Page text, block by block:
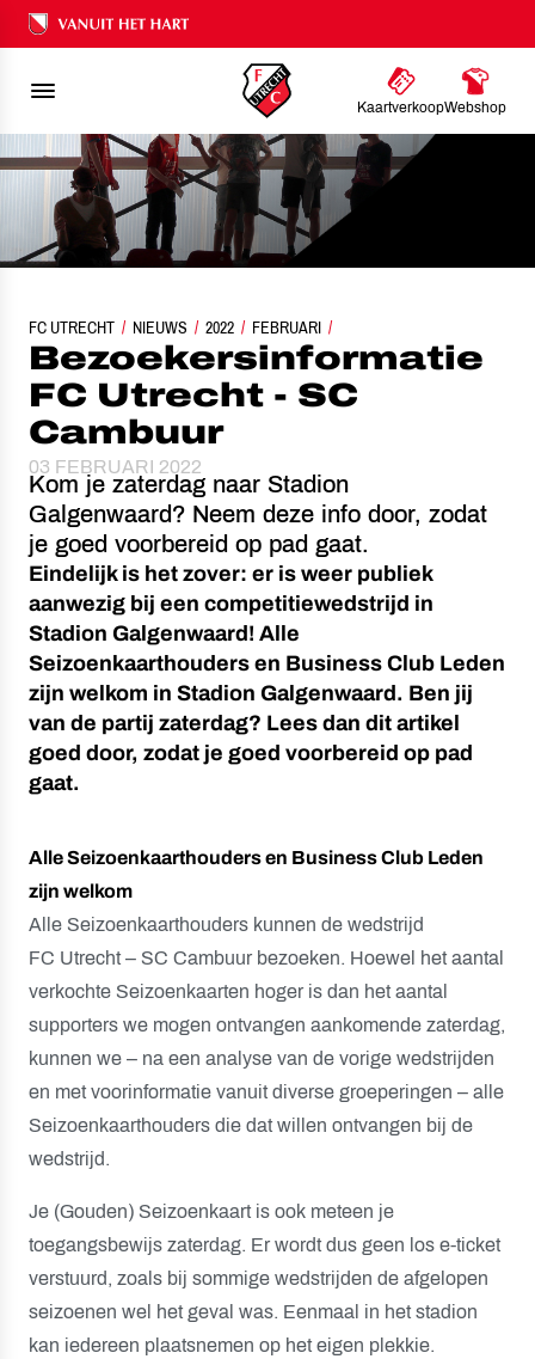
Ons nalatenschap
KaartverkoopWebshop
FC UTRECHT NIEUWS 2022 FEBRUARI
BEZOEKERSINFORMATIE FC UTRECHT - SC CAMBUUR
Bezoekersinformatie
FC Utrecht - SC
Cambuur
03 FEBRUARI 2022
Kom je zaterdag naar Stadion
Galgenwaard? Neem deze info door, zodat
je goed voorbereid op pad gaat.
Eindelijk is het zover: er is weer publiek
aanwezig bij een competitiewedstrijd in
Stadion Galgenwaard! Alle
Seizoenkaarthouders en Business Club Leden
zijn welkom in Stadion Galgenwaard. Ben jij
van de partij zaterdag? Lees dan dit artikel
goed door, zodat je goed voorbereid op pad
gaat.
Alle Seizoenkaarthouders en Business Club Leden
zijn welkom
Alle Seizoenkaarthouders kunnen de wedstrijd
FC Utrecht – SC Cambuur bezoeken. Hoewel het aantal
verkochte Seizoenkaarten hoger is dan het aantal
supporters we mogen ontvangen aankomende zaterdag,
kunnen we – na een analyse van de vorige wedstrijden
en met voorinformatie vanuit diverse groeperingen – alle
Seizoenkaarthouders die dat willen ontvangen bij de
wedstrijd.
Je (Gouden) Seizoenkaart is ook meteen je
toegangsbewijs zaterdag. Er wordt dus geen los e-ticket
verstuurd, zoals bij sommige wedstrijden de afgelopen
seizoenen wel het geval was. Eenmaal in het stadion
kan iedereen plaatsnemen op het eigen plekkie.